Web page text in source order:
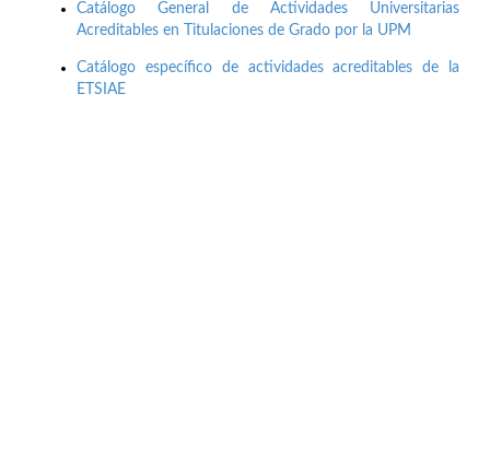
Catálogo General de Actividades Universitarias
Acreditables en Titulaciones de Grado por la UPM
Catálogo específico de actividades acreditables de la
ETSIAE